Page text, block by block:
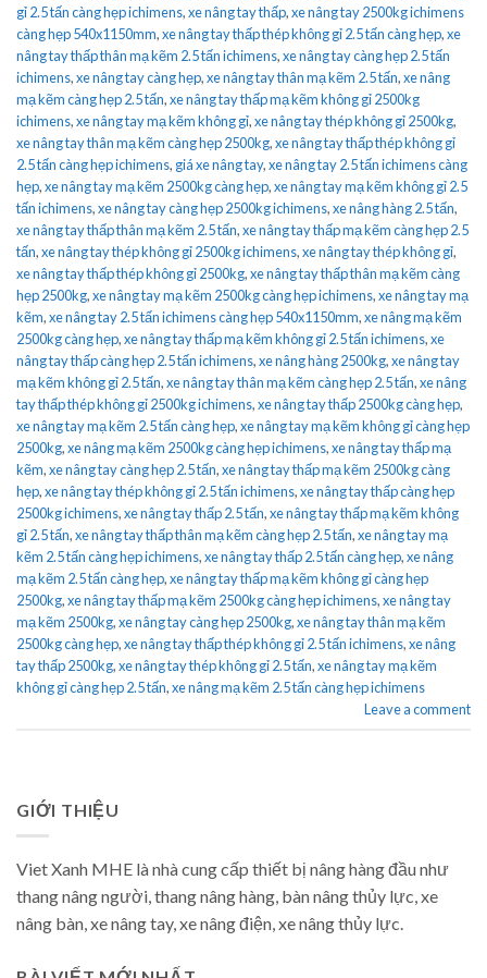
gỉ 2.5 tấn càng hẹp ichimens,xe nâng tay thấp,xe nâng tay 2500kg ichimens
càng hẹp 540x1150mm,xe nâng tay thấp thép không gỉ 2.5 tấn càng hẹp,xe
nâng tay thấp thân mạ kẽm 2.5 tấn ichimens,xe nâng tay càng hẹp 2.5 tấn
ichimens,xe nâng tay càng hẹp,xe nâng tay thân mạ kẽm 2.5 tấn,xe nâng
mạ kẽm càng hẹp 2.5 tấn,xe nâng tay thấp mạ kẽm không gỉ 2500kg
ichimens,xe nâng tay mạ kẽm không gỉ,xe nâng tay thép không gỉ 2500kg,
xe nâng tay thân mạ kẽm càng hẹp 2500kg,xe nâng tay thấp thép không gỉ
2.5 tấn càng hẹp ichimens, giá xe nâng tay,xe nâng tay 2.5 tấn ichimens càng
hẹp,xe nâng tay mạ kẽm 2500kg càng hẹp,xe nâng tay mạ kẽm không gỉ 2.5
tấn ichimens,xe nâng tay càng hẹp 2500kg ichimens,xe nâng hàng 2.5 tấn,
xe nâng tay thấp thân mạ kẽm 2.5 tấn,xe nâng tay thấp mạ kẽm càng hẹp 2.5
tấn,xe nâng tay thép không gỉ 2500kg ichimens,xe nâng tay thép không gỉ,
xe nâng tay thấp thép không gỉ 2500kg,xe nâng tay thấp thân mạ kẽm càng
hẹp 2500kg,xe nâng tay mạ kẽm 2500kg càng hẹp ichimens,xe nâng tay mạ
kẽm,xe nâng tay 2.5 tấn ichimens càng hẹp 540x1150mm,xe nâng mạ kẽm
2500kg càng hẹp,xe nâng tay thấp mạ kẽm không gỉ 2.5 tấn ichimens,xe
nâng tay thấp càng hẹp 2.5 tấn ichimens,xe nâng hàng 2500kg,xe nâng tay
mạ kẽm không gỉ 2.5 tấn,xe nâng tay thân mạ kẽm càng hẹp 2.5 tấn,xe nâng
tay thấp thép không gỉ 2500kg ichimens,xe nâng tay thấp 2500kg càng hẹp,
xe nâng tay mạ kẽm 2.5 tấn càng hẹp,xe nâng tay mạ kẽm không gỉ càng hẹp
2500kg,xe nâng mạ kẽm 2500kg càng hẹp ichimens,xe nâng tay thấp mạ
kẽm,xe nâng tay càng hẹp 2.5 tấn,xe nâng tay thấp mạ kẽm 2500kg càng
hẹp,xe nâng tay thép không gỉ 2.5 tấn ichimens,xe nâng tay thấp càng hẹp
2500kg ichimens,xe nâng tay thấp 2.5 tấn,xe nâng tay thấp mạ kẽm không
gỉ 2.5 tấn,xe nâng tay thấp thân mạ kẽm càng hẹp 2.5 tấn,xe nâng tay mạ
kẽm 2.5 tấn càng hẹp ichimens,xe nâng tay thấp 2.5 tấn càng hẹp,xe nâng
mạ kẽm 2.5 tấn càng hẹp,xe nâng tay thấp mạ kẽm không gỉ càng hẹp
2500kg,xe nâng tay thấp mạ kẽm 2500kg càng hẹp ichimens,xe nâng tay
mạ kẽm 2500kg,xe nâng tay càng hẹp 2500kg,xe nâng tay thân mạ kẽm
2500kg càng hẹp,xe nâng tay thấp thép không gỉ 2.5 tấn ichimens,xe nâng
tay thấp 2500kg,xe nâng tay thép không gỉ 2.5 tấn,xe nâng tay mạ kẽm
không gỉ càng hẹp 2.5 tấn,xe nâng mạ kẽm 2.5 tấn càng hẹp ichimens
Leave a comment
GIỚI THIỆU
Viet Xanh MHE là nhà cung cấp thiết bị nâng hàng đầu như
thang nâng người, thang nâng hàng, bàn nâng thủy lực, xe
nâng bàn, xe nâng tay, xe nâng điện, xe nâng thủy lực.